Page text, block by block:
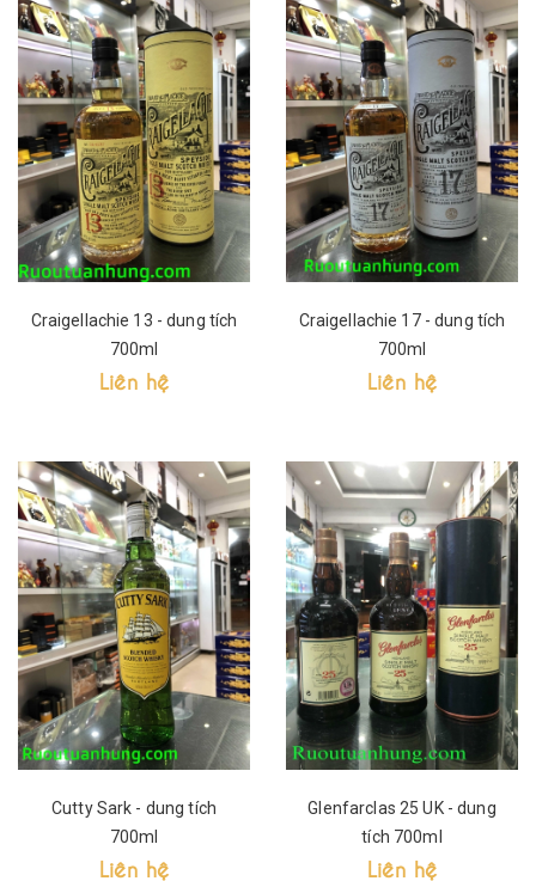
Craigellachie 13 - dung tích
700ml
Liên hệ
Craigellachie 17 - dung tích
700ml
Liên hệ
Cutty Sark - dung tích
700ml
Liên hệ
Glenfarclas 25 UK - dung
tích 700ml
Liên hệ